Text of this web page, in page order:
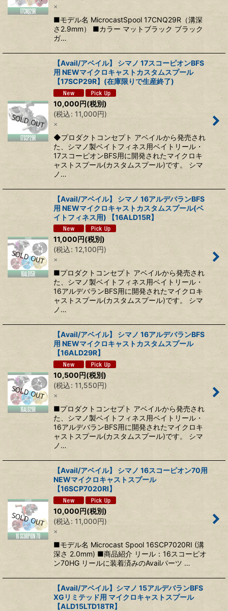
×
■モデル名 MicrocastSpool 17CNQ29R（溝深
さ2.9mm） ■カラー マットブラック ブラック
ガ…
【Avail/アベイル】 シマノ 17スコーピオンBFS
用 NEWマイクロキャストカスタムスプール
【17SCP29R】(在庫限りで生産終了)
10,000円(税別)
(税込: 11,000円)
×
◆プロダクトコンセプト アベイルから発売され
た、シマノ製ベイトフィネス用ベイトリール・
17スコーピオンBFS用に開発されたマイクロキ
ャストスプール(カスタムスプール)です。 シマ
ノ…
【Avail/アベイル】 シマノ 16アルデバランBFS
用 NEWマイクロキャストカスタムスプール(ベ
イトフィネス用) 【16ALD15R】
11,000 円(税別)
(税込: 12,100円)
×
■プロダクトコンセプト アベイルから発売され
た、シマノ製ベイトフィネス用ベイトリール・
16アルデバランBFS用に開発されたマイクロキ
ャストスプール(カスタムスプール)です。 シマ
ノ…
【Avail/アベイル】 シマノ 16アルデバランBFS
用 NEWマイクロキャストカスタムスプール
【16ALD29R】
10,500円(税別)
(税込: 11,550円)
×
■プロダクトコンセプト アベイルから発売され
た、シマノ製ベイトフィネス用ベイトリール・
16アルデバランBFS用に開発されたマイクロキ
ャストスプール(カスタムスプール)です。 シマ
ノ…
【Avail/アベイル】 シマノ 16スコーピオン70用
NEWマイクロキャストスプール
【16SCP7020RI】
10,000円(税別)
(税込: 11,000円)
×
■モデル名 Microcast Spool 16SCP7020RI (溝
深さ 2.0mm) ■商品紹介 リール：16スコーピオ
ン70HG リールに装着済みのAvailパーツ …
【Avail/アベイル】シマノ 15アルデバランBFS
XGリミテッド用 マイクロキャストスプール
【ALD15LTD18TR】